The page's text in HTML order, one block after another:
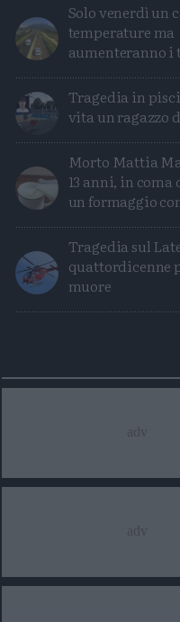
Condividi
Condividi
Solo venerdì un
temperature ma
aumenteranno
Tragedia in
vita un ragazzo
Morto Mattia
13 anni, in coma
un formaggio
Tragedia sul
quattordicenne
muore